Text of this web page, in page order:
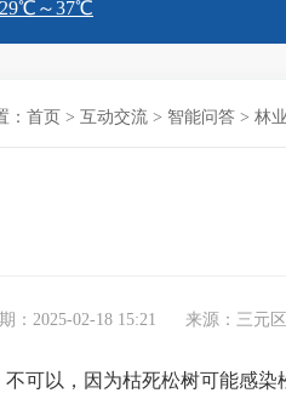
： 首页 > 互动交流 > 智能问答 > 林
：2025-02-18 15:21 来源：三元
可以，因为枯死松树可能感染